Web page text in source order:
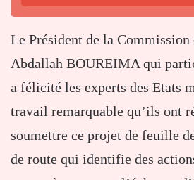
Le Président de la
Abdallah BOUREIMA qui
a félicité les experts des Etats
travail remarquable qu’ils ont
soumettre ce projet de feuille
de route qui identifie des